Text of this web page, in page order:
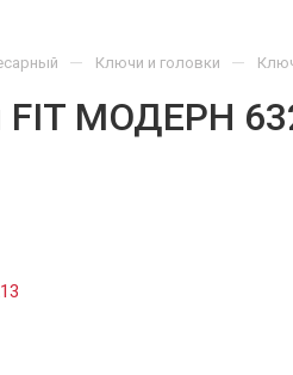
— Ключи и головки —
МОДЕРН